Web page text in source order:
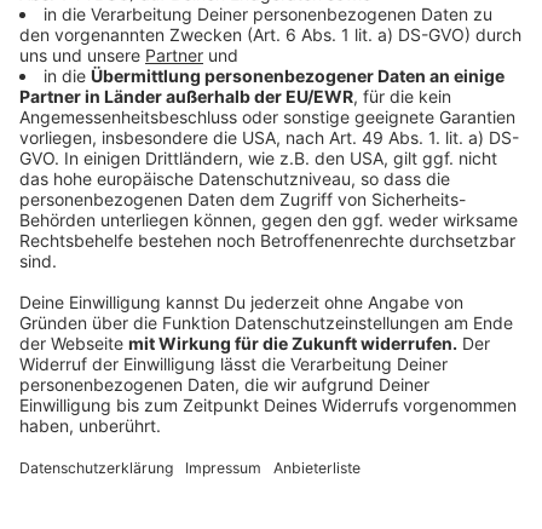
Wie Sie die ePA-App einrichten
Anzeige
Hat man die App heruntergeladen, ist es aber längst
noch nicht getan - nun muss sie eingerichtet werden.
Dafür braucht es:
eine elektronische Gesundheitskarte mit NFC-
eine PIN, die Versicherte bei ihrer Krankenkasse
anfordern müssen. "Die bekommen Sie allerdings
nicht einfach so per Post zugeschickt, sondern
Sie müssen sich authentifizieren", sagt Sabine
Wolter. Gängig ist dabei das Postident-Verfahren,
bei dem man sich in der Postfiliale vor Ort mit
dem Personalausweis legitimiert.